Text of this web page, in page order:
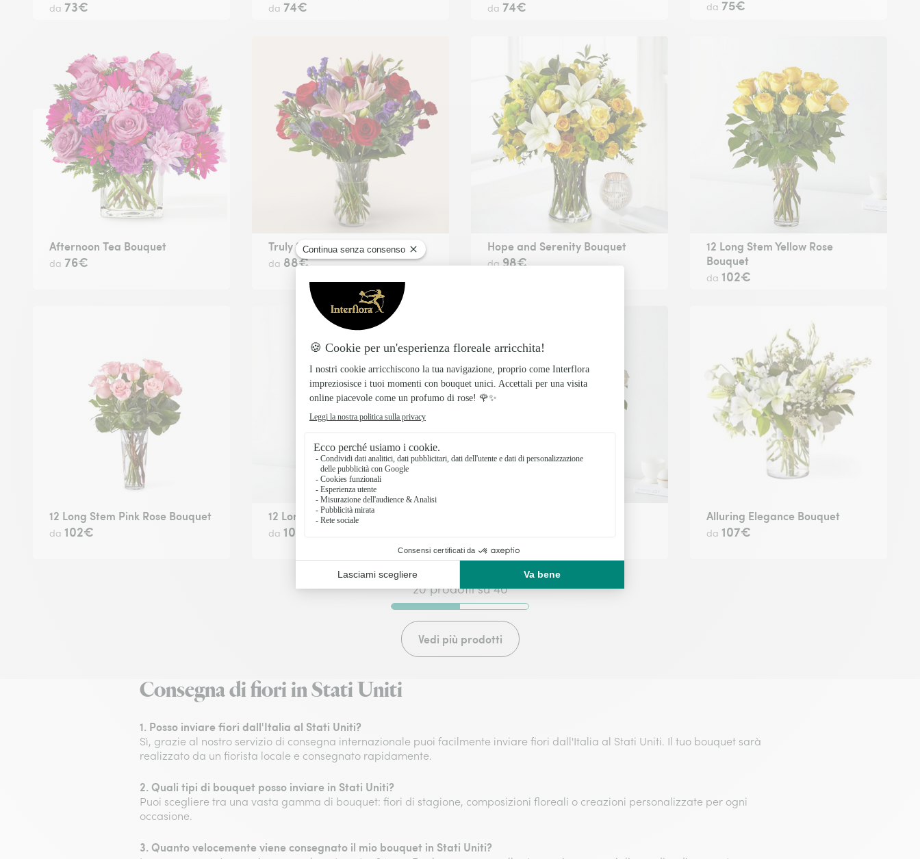
da 73€ da 74€ da 74€ da 75€
Afternoon Tea Bouquet
da 76€
Truly Stunning Bouquet
da 88€
Hope and Serenity Bouquet
da98€
12 Long Stem Yellow Rose
Bouquet
da 102€
12 Long Stem Pink Rose Bouquet
da 102€
12 Long Stem Red Rose Bouquet
da 102€
da102€
Alluring Elegance Bouquet
da 107€
20 prodotti su 40
Vedi più prodotti
Consegna di fiori in Stati Uniti
1. Posso inviare fiori dall'Italia al Stati Uniti?
Sì, grazie al nostro servizio di consegna internazionale puoi facilmente inviare fiori dall'Italia al Stati Uniti. Il tuo bouquet sarà
realizzato da un fiorista locale e consegnato rapidamente.
2. Quali tipi di bouquet posso inviare in Stati Uniti?
Puoi scegliere tra una vasta gamma di bouquet: fiori di stagione, composizioni floreali o creazioni personalizzate per ogni
occasione.
3. Quanto velocemente viene consegnato il mio bouquet in Stati Uniti?